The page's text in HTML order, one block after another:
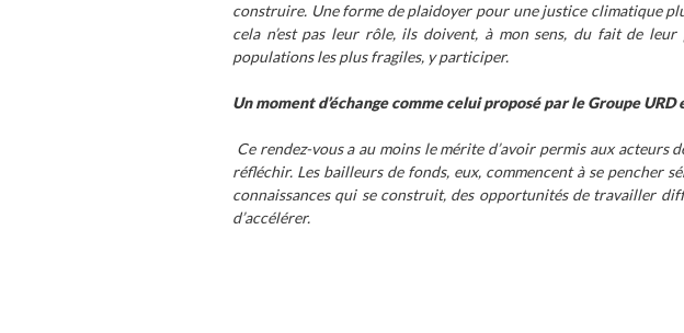
construire. Une forme de plaidoyer pour une justice climatique
cela n’est pas leur rôle, ils doivent, à mon sens, du fait de
populations les plus fragiles, y participer.
Un moment d’échange comme celui proposé par le Groupe
Ce rendez-vous a au moins le mérite d’avoir permis aux
réfléchir. Les bailleurs de fonds, eux, commencent à se pencher
connaissances qui se construit, des opportunités de travailler
d’accélérer.